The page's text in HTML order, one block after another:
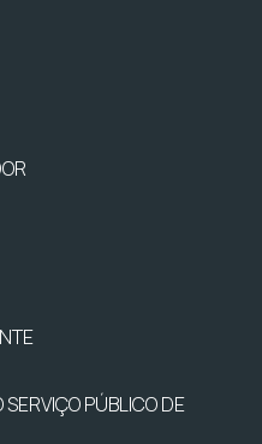
PÚBLICO DE